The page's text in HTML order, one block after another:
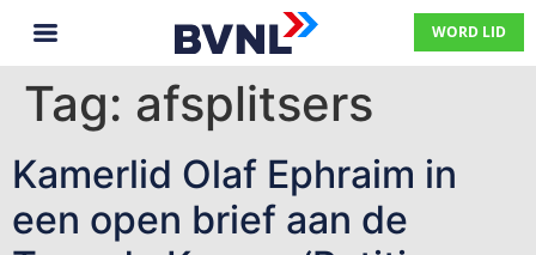
WORD LID
Tag: afsplitsers
Kamerlid Olaf Ephraim in
een open brief aan de